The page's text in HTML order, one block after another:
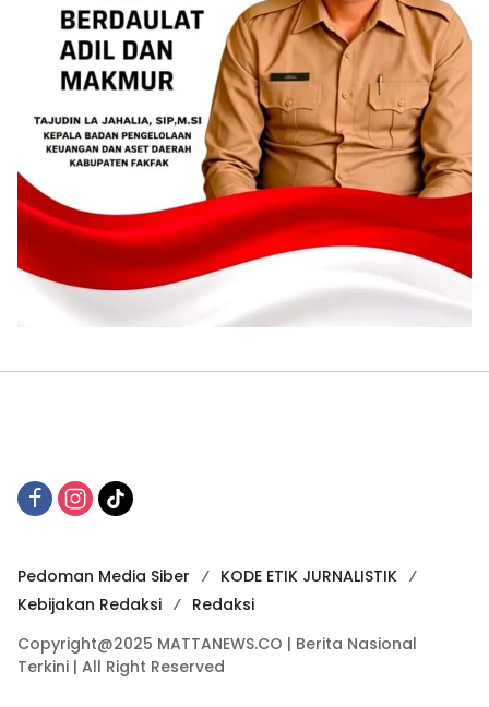
Pedoman Media Siber
KODE ETIK JURNALISTIK
Kebijakan Redaksi
Redaksi
Copyright@2025 MATTANEWS.CO | Berita Nasional
Terkini | All Right Reserved